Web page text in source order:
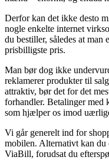
Derfor kan det ikke desto
nogle enkelte internet
du bestiller, således at
prisbilligste pris.
Man bør dog ikke
reklamerer produkter til
attraktiv, bør det for det
forhandler. Betalinger med
som hjælper os imod
Vi går generelt ind for
mobilen. Alternativt kan du
ViaBill, forudsat du